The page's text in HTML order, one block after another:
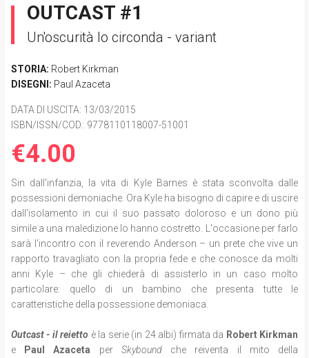
OUTCAST #1
Un'oscurità lo circonda - variant
STORIA: Robert Kirkman
DISEGNI: Paul Azaceta
DATA DI USCITA: 13/03/2015
ISBN/ISSN/COD.: 9778110118007-51001
€4.00
Sin dall'infanzia, la vita di Kyle Barnes è stata sconvolta dalle
possessioni demoniache. Ora Kyle ha bisogno di capire e di uscire
dall'isolamento in cui il suo passato doloroso e un dono più
simile a una maledizione lo hanno costretto. L'occasione per farlo
sarà l'incontro con il reverendo Anderson – un prete che vive un
rapporto travagliato con la propria fede e che conosce da molti
anni Kyle – che gli chiederà di assisterlo in un caso molto
particolare: quello di un bambino che presenta tutte le
caratteristiche della possessione demoniaca.
Outcast - il reietto è la serie (in 24 albi) firmata da Robert Kirkman
e
Paul Azaceta per Skybound che reiventa il mito della